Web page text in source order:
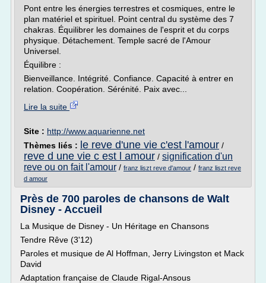
Pont entre les énergies terrestres et cosmiques, entre le
plan matériel et spirituel. Point central du système des 7
chakras. Équilibrer les domaines de l'esprit et du corps
physique. Détachement. Temple sacré de l'Amour
Universel.
Équilibre :
Bienveillance. Intégrité. Confiance. Capacité à entrer en
relation. Coopération. Sérénité. Paix avec...
Lire la suite
Site : http://www.aquarienne.net
Thèmes liés : le reve d'une vie c'est l'amour /
reve d une vie c est l amour / signification d'un
reve ou on fait l'amour / franz liszt reve d'amour / franz liszt reve
d amour
Près de 700 paroles de chansons de Walt
Disney - Accueil
La Musique de Disney - Un Héritage en Chansons
Tendre Rêve (3'12)
Paroles et musique de Al Hoffman, Jerry Livingston et Mack
David
Adaptation française de Claude Rigal-Ansous